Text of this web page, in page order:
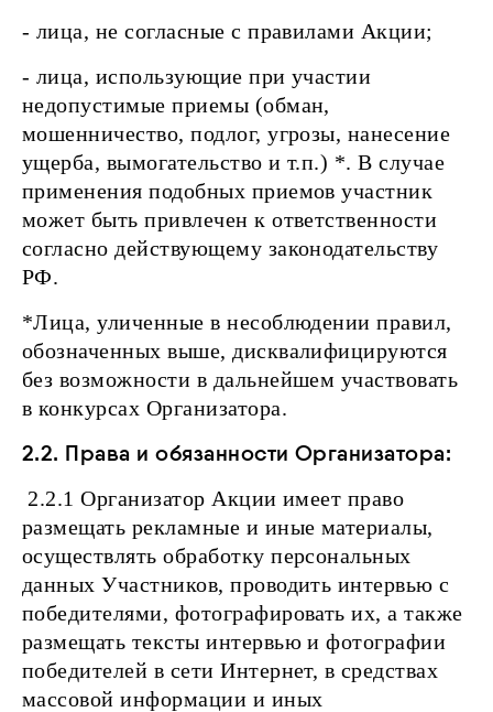
- лица, не согласные с правилами Акции;
- лица, использующие при участии
недопустимые приемы (обман,
мошенничество, подлог, угрозы, нанесение
ущерба, вымогательство и т.п.) *. В случае
применения подобных приемов участник
может быть привлечен к ответственности
согласно действующему законодательству
РФ.
*Лица, уличенные в несоблюдении правил,
обозначенных выше, дисквалифицируются
без возможности в дальнейшем участвовать
в конкурсах Организатора.
2.2. Права и обязанности Организатора:
2.2.1 Организатор Акции имеет право
размещать рекламные и иные материалы,
осуществлять обработку персональных
данных Участников, проводить интервью с
победителями, фотографировать их, а также
размещать тексты интервью и фотографии
победителей в сети Интернет, в средствах
массовой информации и иных